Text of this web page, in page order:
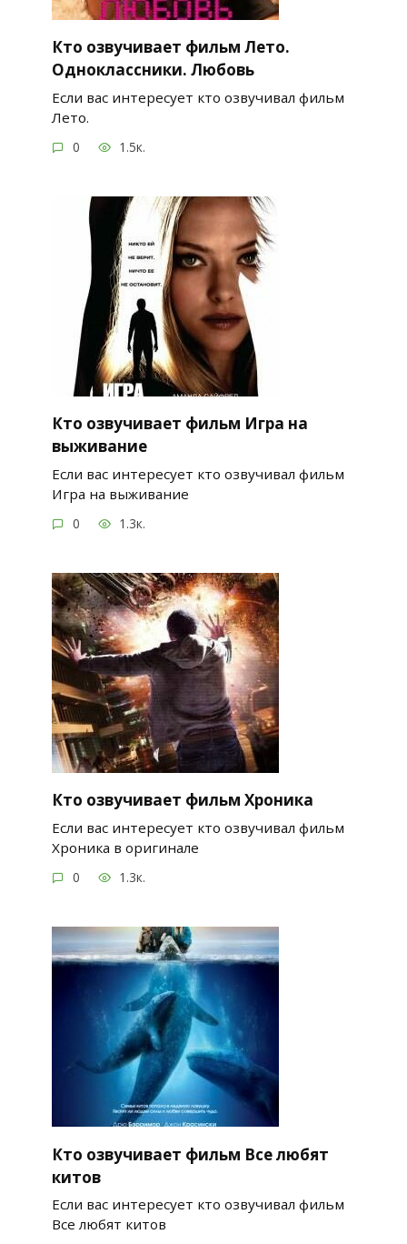
Кто озвучивает фильм Лето.
Одноклассники. Любовь
Если вас интересует кто озвучивал фильм
Лето.
0 1.5к.
Кто озвучивает фильм Игра на
выживание
Если вас интересует кто озвучивал фильм
Игра на выживание
0 1.3к.
Кто озвучивает фильм Хроника
Если вас интересует кто озвучивал фильм
Хроника в оригинале
0 1.3к.
Кто озвучивает фильм Все любят
китов
Если вас интересует кто озвучивал фильм
Все любят китов